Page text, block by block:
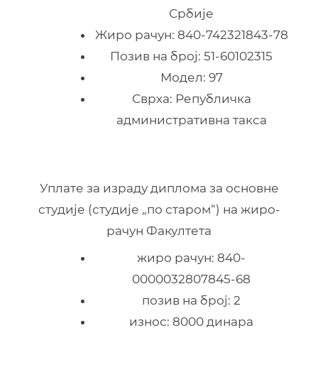
Србије
Жиро рачун: 840-742321843-78
Позив на број: 51-60102315
Модел: 97
Сврха: Републичка
административна такса
Уплате за израду диплома за основне
студије (студије „по старом“) на жиро-
рачун Факултета
жиро рачун: 840-
0000032807845-68
позив на број: 2
износ: 8000 динара